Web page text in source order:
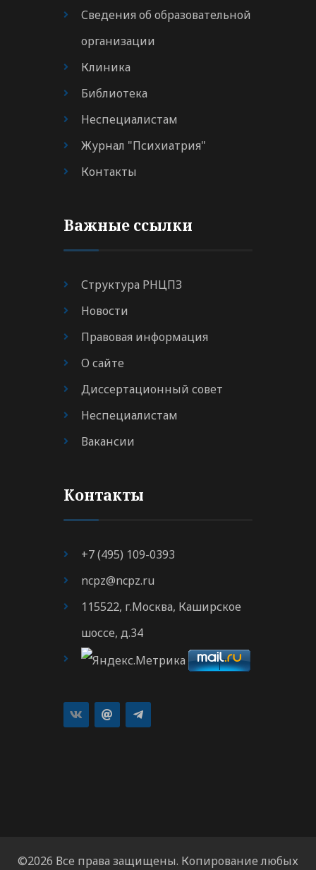
Сведения об образовательной
организации
Клиника
Библиотека
Неспециалистам
Журнал "Психиатрия"
Контакты
Важные ссылки
Структура РНЦПЗ
Новости
Правовая информация
О сайте
Диссертационный совет
Неспециалистам
Вакансии
Контакты
+7 (495) 109-0393
ncpz@ncpz.ru
115522, г.Москва, Каширское
шоссе, д.34
©2026 Все права защищены. Копирование любых